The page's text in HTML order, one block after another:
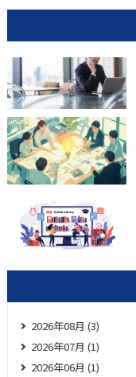
2026年08月 (3)
2026年07月 (1)
2026年06月 (1)